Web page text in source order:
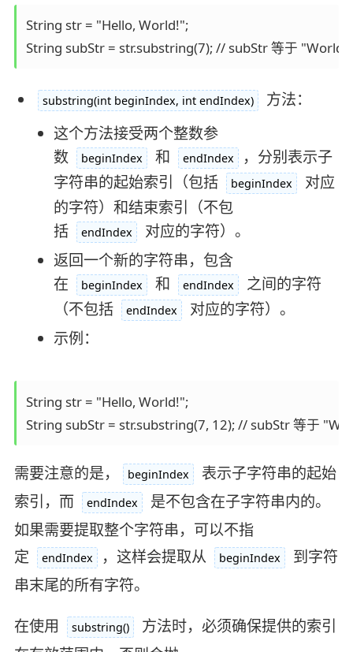
String str = "Hello, World!";
String subStr = str.substring(7); // subStr 等于 "World!"
substring(int beginIndex, int endIndex)
方法：
这个方法接受两个整数参
数
beginIndex 和 endIndex
，分别表示子
字符串的起始索引（包括
beginIndex
对应
的字符）和结束索引（不包
括
endIndex
对应的字符）。
返回一个新的字符串，包含
在
beginIndex 和 endIndex
之间的字符
（不包括
endIndex
对应的字符）。
示例：
String str = "Hello, World!";
String subStr = str.substring(7, 12); // subStr 等于
需要注意的是， beginIndex
表示子字符串的起始
索引，而
endIndex
是不包含在子字符串内的。
如果需要提取整个字符串，可以不指
定
endIndex ，这样会提取从 beginIndex
到字符
串末尾的所有字符。
在使用
substring()
方法时，必须确保提供的索引